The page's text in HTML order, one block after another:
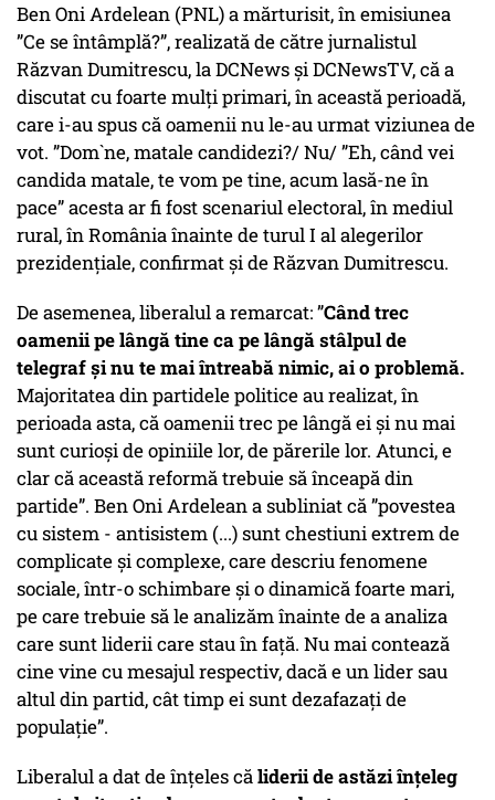
Ben Oni Ardelean (PNL) a mărturisit, în emisiunea
”Ce se întâmplă?”, realizată de către jurnalistul
Răzvan Dumitrescu, la DCNews și DCNewsTV, că a
discutat cu foarte mulți primari, în această perioadă,
care i-au spus că oamenii nu le-au urmat viziunea de
vot. ”Dom`ne, matale candidezi?/ Nu/ ”Eh, când vei
candida matale, te vom pe tine, acum lasă-ne în
pace” acesta ar fi fost scenariul electoral, în mediul
rural, în România înainte de turul I al alegerilor
prezidențiale, confirmat și de Răzvan Dumitrescu.
De asemenea, liberalul a remarcat: ”Când trec
oamenii pe lângă tine ca pe lângă stâlpul de
telegraf și nu te mai întreabă nimic, ai o problemă.
Majoritatea din partidele politice au realizat, în
perioada asta, că oamenii trec pe lângă ei și nu mai
sunt curioși de opiniile lor, de părerile lor. Atunci, e
clar că această reformă trebuie să înceapă din
partide”. Ben Oni Ardelean a subliniat că ”povestea
cu sistem - antisistem (...) sunt chestiuni extrem de
complicate și complexe, care descriu fenomene
sociale, într-o schimbare și o dinamică foarte mari,
pe care trebuie să le analizăm înainte de a analiza
care sunt liderii care stau în față. Nu mai contează
cine vine cu mesajul respectiv, dacă e un lider sau
altul din partid, cât timp ei sunt dezafazați de
populație”.
Liberalul a dat de înțeles căliderii de astăzi înțeleg